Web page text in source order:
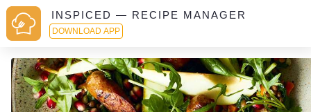
INSPICED — RECIPE MANAGER
DOWNLOAD APP